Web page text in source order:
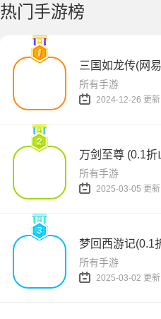
)
热门手游榜
所有手游
2024-12-26 更新
所有手游
2025-03-05 更新
所有手游
2025-03-02 更新